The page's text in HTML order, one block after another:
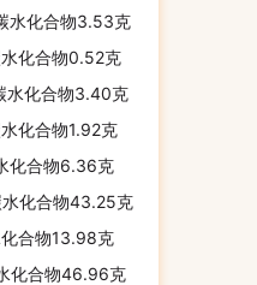
水化合物3.53克
化合物0.52克
水化合物3.40克
化合物1.92克
化合物6.36克
化合物43.25克
合物13.98克
化合物46.96克